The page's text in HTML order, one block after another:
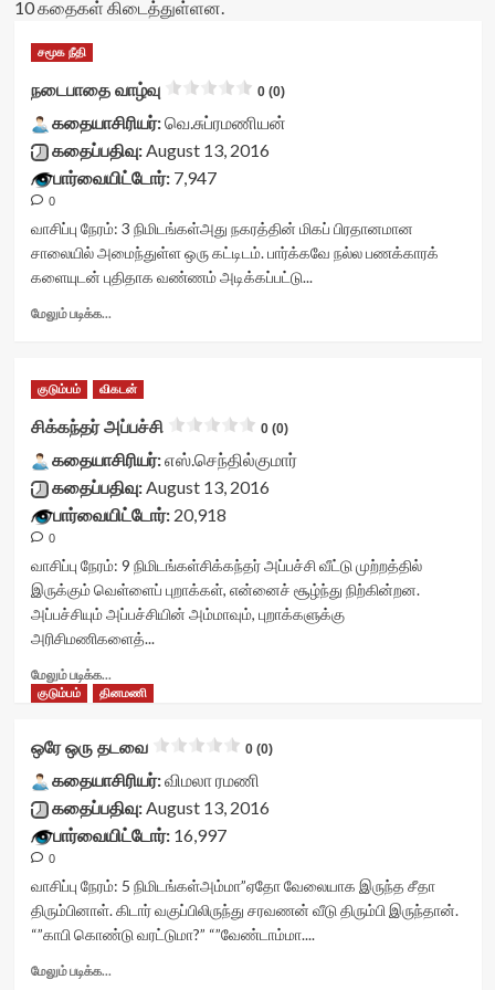
10 கதைகள் கிடைத்துள்ளன.
சமூக நீதி
நடைபாதை வாழ்வு 0 (0)
கதையாசிரியர்:வெ.சுப்ரமணியன்
கதைப்பதிவு:August 13, 2016
பார்வையிட்டோர்:7,947
0
வாசிப்பு நேரம்: 3 நிமிடங்கள்அது நகரத்தின் மிகப் பிரதானமான
சாலையில் அமைந்துள்ள ஒரு கட்டிடம். பார்க்கவே நல்ல பணக்காரக்
களையுடன் புதிதாக வண்ணம் அடிக்கப்பட்டு...
மேலும் படிக்க...
வாழ்வு<div
class="yasr-
vv-
stars-
title-
container">
<div
stars-
title
yasr-
rater-
stars'
visitor-
rater-
3b67474b45cfa'
data-
rating='0'
data-
starsize='16'
data-
rater-
postid='25983'
குடும்பம் விகடன்
சிக்கந்தர் அப்பச்சி 0 (0)
கதையாசிரியர்:எஸ்.செந்தில்குமார்
கதைப்பதிவு:August 13, 2016
பார்வையிட்டோர்:20,918
0
வாசிப்பு நேரம்: 9 நிமிடங்கள்சிக்கந்தர் அப்பச்சி வீட்டு முற்றத்தில்
இருக்கும் வெள்ளைப் புறாக்கள், என்னைச் சூழ்ந்து நிற்கின்றன.
அப்பச்சியும் அப்பச்சியின் அம்மாவும், புறாக்களுக்கு
அரிசிமணிகளைத்...
மேலும் படிக்க...
more
அப்பச்சி<div
class="yasr-
vv-
stars-
title-
<div
class='yasr-
stars-
title
குடும்பம் தினமணி
ஒரே ஒரு தடவை 0 (0)
கதையாசிரியர்:விமலா ரமணி
கதைப்பதிவு:August 13, 2016
பார்வையிட்டோர்:16,997
0
வாசிப்பு நேரம்: 5 நிமிடங்கள்அம்மா”ஏதோ வேலையாக இருந்த சீதா
திரும்பினாள். கிடார் வகுப்பிலிருந்து சரவணன் வீடு திரும்பி இருந்தான்.
“”காபி கொண்டு வரட்டுமா?” “”வேண்டாம்மா....
மேலும் படிக்க...